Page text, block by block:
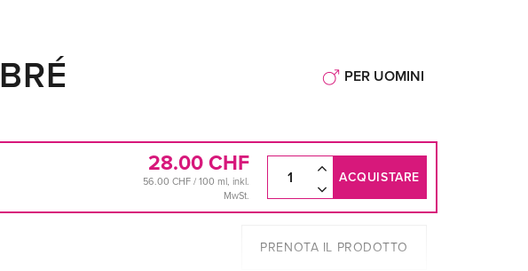
PER UOMINI
28.00 CHF
56.00 CHF / 100 ml, inkl.
MwSt.
ACQUISTARE
PRENOTA IL PRODOTTO